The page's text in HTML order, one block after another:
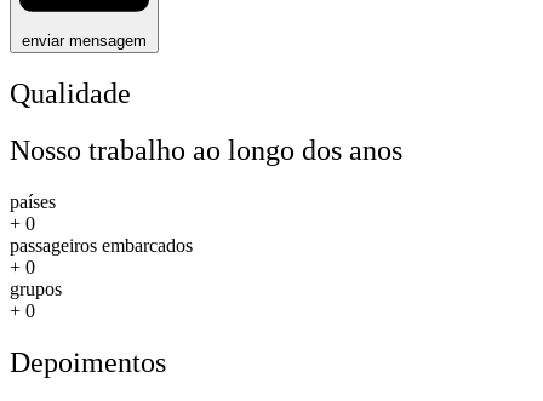
enviar mensagem
Qualidade
Nosso trabalho ao longo dos anos
países
+ 0
passageiros embarcados
+ 0
grupos
+ 0
Depoimentos